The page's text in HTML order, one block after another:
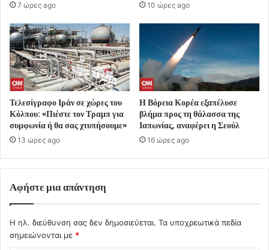
7 ώρες ago 10 ώρες ago
Τελεσίγραφο Ιράν σε χώρες του
Κόλπου: «Πιέστε τον Τραμπ για
συμφωνία ή θα σας χτυπήσουμε»
13 ώρες ago
Η Βόρεια Κορέα εξαπέλυσε
βλήμα προς τη θάλασσα της
Ιαπωνίας, αναφέρει η Σεούλ
16 ώρες ago
Αφήστε μια απάντηση
Η ηλ. διεύθυνση σας δεν δημοσιεύεται. Τα υποχρεωτικά πεδία
σημειώνονται με *